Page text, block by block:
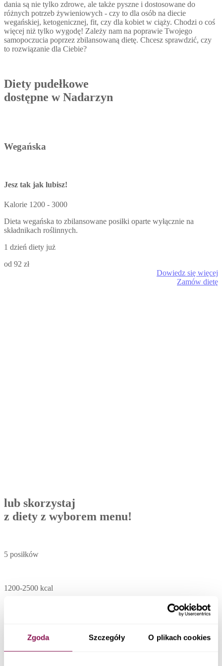
Zgoda Szczegóły O plikach cookies
dania są nie tylko zdrowe, ale także pyszne i dostosowane do
różnych potrzeb żywieniowych - czy to dla osób na diecie
wegańskiej, ketogenicznej, fit, czy dla kobiet w ciąży. Chodzi o coś
więcej niż tylko wygodę! Zależy nam na poprawie Twojego
samopoczucia poprzez zbilansowaną dietę. Chcesz sprawdzić, czy
to rozwiązanie dla Ciebie?
Diety pudełkowe
dostępne w Nadarzyn
Wegańska
Jesz tak jak lubisz!
Kalorie 1200 - 3000
Dieta wegańska to zbilansowane posiłki oparte wyłącznie na
składnikach roślinnych.
1 dzień diety już
od 92 zł
Dowiedz się więcej
Zamów dietę
lub skorzystaj
z diety z wyborem menu!
5 posiłków
1200-2500 kcal
Zobacz menu